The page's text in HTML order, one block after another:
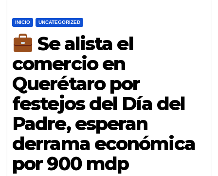
INICIO UNCATEGORIZED
Se alista el
comercio en
Querétaro por
festejos del Día del
Padre, esperan
derrama económica
por 900 mdp